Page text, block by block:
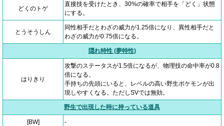
どくのトゲ
直接技を受けたとき、30%の確率で相手を「どく」状態
にする。
とうそうしん
同性相手だとわざの威力が1.25倍になり、異性相手だと
わざの威力が0.75倍になる。
隠れ特性 (夢特性)
はりきり
攻撃のステータスが1.5倍になるが、物理技の命中率が0.8
倍になる。
手持ちの先頭にいると、レベルの高い野生ポケモンが出
現しやすくなる。ただしSVでは無効。
野生で出現した時に持っている道具
[BW] -